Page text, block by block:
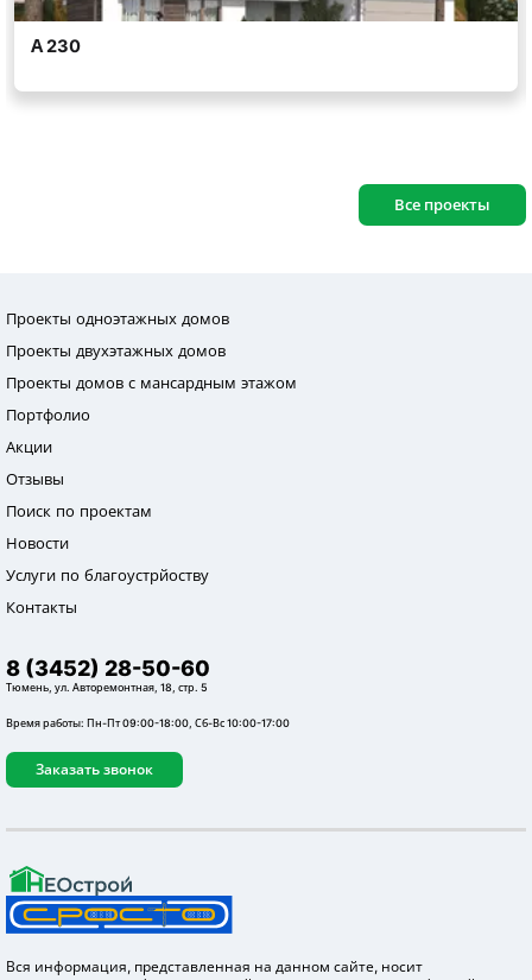
Все проекты
Проекты одноэтажных домов
Проекты двухэтажных домов
Проекты домов с мансардным этажом
Портфолио
Акции
Отзывы
Поиск по проектам
Новости
Услуги по благоустрйоству
Контакты
8 (3452) 28-50-60
Тюмень, ул. Авторемонтная, 18, стр. 5
Время работы: Пн-Пт 09:00-18:00, Сб-Вс 10:00-17:00
Заказать звонок
Вся информация, представленная на данном сайте, носит